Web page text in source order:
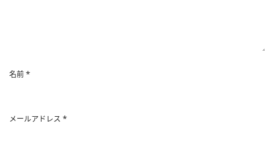
名前*
メールアドレス *